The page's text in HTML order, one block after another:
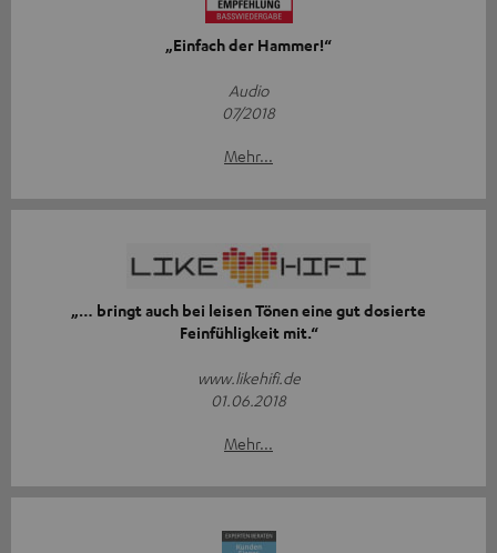
„Einfach der Hammer!“
Audio
07/2018
Mehr...
„… bringt auch bei leisen Tönen eine gut dosierte
Feinfühligkeit mit.“
www.likehifi.de
01.06.2018
Mehr...